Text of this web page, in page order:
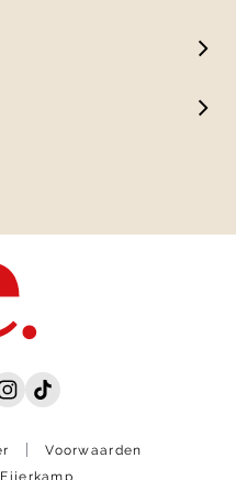
Voorwaarden